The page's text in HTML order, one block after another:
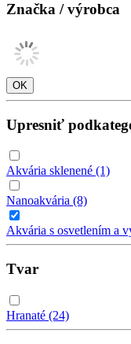
Značka / výrobca
Upresniť
Akvária sklenené (1)
Nanoakvária (8)
Akvária s osvetlením a
Tvar
Hranaté (24)